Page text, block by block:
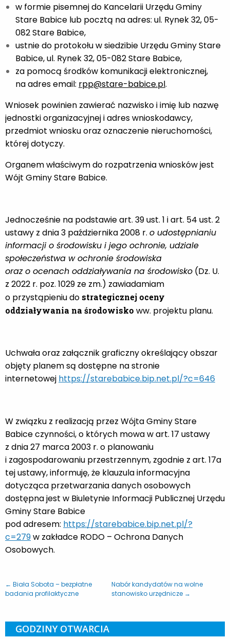
w formie pisemnej do Kancelarii Urzędu Gminy
Stare Babice lub pocztą na adres: ul. Rynek 32, 05-
082 Stare Babice,
ustnie do protokołu w siedzibie Urzędu Gminy Stare
Babice, ul. Rynek 32, 05-082 Stare Babice,
za pomocą środków komunikacji elektronicznej,
na adres email: rpp@stare-babice.pl.
Wniosek powinien zawierać nazwisko i imię lub nazwę
jednostki organizacyjnej i adres wnioskodawcy,
przedmiot wniosku oraz oznaczenie nieruchomości,
której dotyczy.
Organem właściwym do rozpatrzenia wniosków jest
Wójt Gminy Stare Babice.
Jednocześnie na podstawie art. 39 ust. 1 i art. 54 ust. 2
ustawy z dnia 3 października 2008 r. o udostępnianiu
informacji o środowisku i jego ochronie, udziale
społeczeństwa w ochronie środowiska
oraz o ocenach oddziaływania na środowisko (Dz. U.
z 2022 r. poz. 1029 ze zm.) zawiadamiam
o przystąpieniu do strategicznej oceny
oddziaływania na środowisko ww. projektu planu.
Uchwała oraz załącznik graficzny określający obszar
objęty planem są dostępne na stronie
internetowej https://starebabice.bip.net.pl/?c=646
W związku z realizacją przez Wójta Gminy Stare
Babice czynności, o których mowa w art. 17 ustawy
z dnia 27 marca 2003 r. o planowaniu
i zagospodarowaniu przestrzennym, zgodnie z art. 17a
tej ustawy, informuję, że klauzula informacyjna
dotycząca przetwarzania danych osobowych
dostępna jest w Biuletynie Informacji Publicznej Urzędu
Gminy Stare Babice
pod adresem: https://starebabice.bip.net.pl/?
c=279w zakładce RODO – Ochrona Danych
Osobowych.
← Biała Sobota – bezpłatne
badania profilaktyczne
Nabór kandydatów na wolne
stanowisko urzędnicze →
GODZINY OTWARCIA